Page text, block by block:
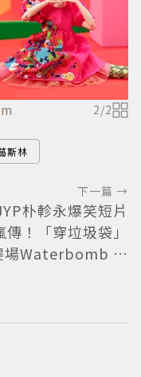
2/2
斯林
下一篇 →
朴軫永爆笑短片
傳！「穿垃圾袋」
場Waterbomb 被